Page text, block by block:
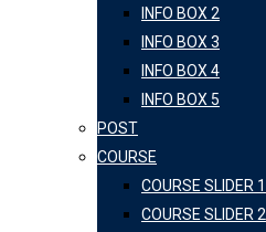
INFO BOX 2
INFO BOX 3
INFO BOX 4
INFO BOX 5
POST
COURSE
COURSE SLIDER 1
COURSE SLIDER 2